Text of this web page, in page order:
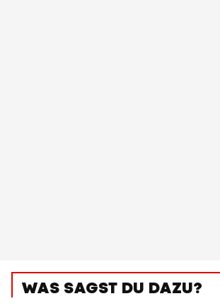
WAS SAGST DU DAZU?